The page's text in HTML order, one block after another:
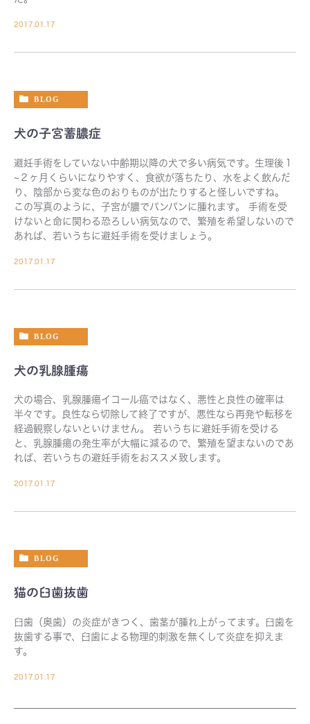
2017.01.17
BLOG
犬の子宮蓄膿症
避妊手術をしていない中齢期以降の犬で多い病気です。生理後１
~２ヶ月くらいになりやすく、食欲が落ちたり、水をよく飲んだ
り、陰部から変な色のおりものが出たりすると怪しいですね。
この写真のように、子宮が膿でパンパンに腫れます。 手術を受
けないと命に関わる恐ろしい病気なので、繁殖を希望しないので
あれば、若いうちに避妊手術を受けましょう。
2017.01.17
BLOG
犬の乳腺腫瘍
犬の場合、乳腺腫瘍イコール癌ではなく、悪性と良性の確率は
半々です。良性なら切除して終了ですが、悪性なら再発や転移を
経過観察しないといけません。 若いうちに避妊手術を受ける
と、乳腺腫瘍の発生率が大幅に減るので、繁殖を望まないのであ
れば、若いうちの避妊手術をおススメ致します。
2017.01.17
BLOG
猫の臼歯抜歯
臼歯（奥歯）の炎症がきつく、歯茎が腫れ上がってます。臼歯を
抜歯する事で、臼歯による物理的刺激を無くして炎症を抑えま
す。
2017.01.17